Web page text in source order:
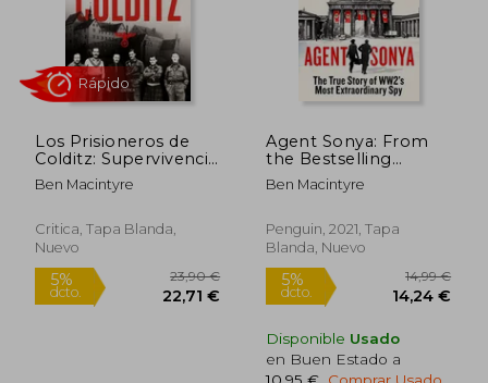
48,38 €
5%
dcto.
Los Prisioneros de
Colditz: Supervivencia
y Fuga de la más
Inexpugnable
Ben Macintyre
Critica, Tapa Blanda,
Nuevo
Agent Sonya: From
the Bestselling
Author of the spy and
the Traitor (en Inglés)
Ben Macintyre
Penguin, 2021, Tapa
Blanda, Nuevo
Disponible Usado
en Buen Estado a
10,95 € Comprar Usado